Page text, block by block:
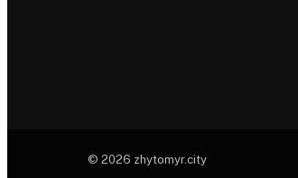
© 2026 zhytomyr.city